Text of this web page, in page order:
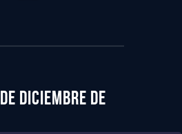
diciembre de